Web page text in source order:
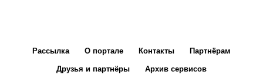
Рассылка О портале Контакты Партнёрам
Друзья и партнёры Архив сервисов